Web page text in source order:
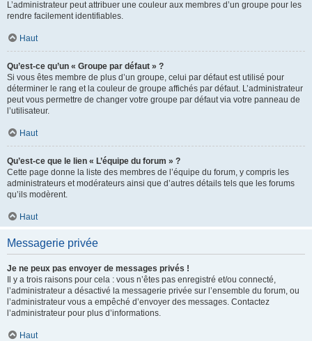
L’administrateur peut attribuer une couleur aux membres d’un groupe pour les
rendre facilement identifiables.
Haut
Qu’est-ce qu’un « Groupe par défaut » ?
Si vous êtes membre de plus d’un groupe, celui par défaut est utilisé pour
déterminer le rang et la couleur de groupe affichés par défaut. L’administrateur
peut vous permettre de changer votre groupe par défaut via votre panneau de
l’utilisateur.
Haut
Qu’est-ce que le lien « L’équipe du forum » ?
Cette page donne la liste des membres de l’équipe du forum, y compris les
administrateurs et modérateurs ainsi que d’autres détails tels que les forums
qu’ils modèrent.
Haut
Messagerie privée
Je ne peux pas envoyer de messages privés !
Il y a trois raisons pour cela : vous n’êtes pas enregistré et/ou connecté,
l’administrateur a désactivé la messagerie privée sur l’ensemble du forum, ou
l’administrateur vous a empêché d’envoyer des messages. Contactez
l’administrateur pour plus d’informations.
Haut